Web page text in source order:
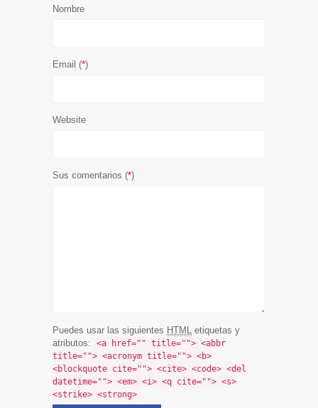
Nombre
Email (*)
Website
Sus comentarios (*)
Puedes usar las siguientes HTML
etiquetas y
atributos:
<a href="" title=""> <abbr
title=""> <acronym title=""> <b>
<blockquote cite=""> <cite> <code> <del
datetime=""> <em> <i> <q cite=""> <s>
<strike> <strong>